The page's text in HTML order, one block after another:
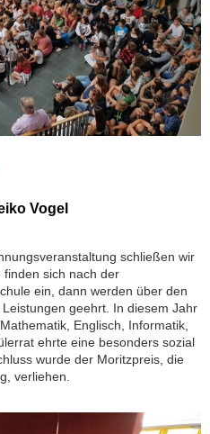
Vogel
schließen wir
finden sich nach der
ein, dann werden über den
geehrt. In diesem Jahr
Englisch, Informatik,
ehrte eine besonders sozial
wurde der Moritzpreis, die
verliehen.